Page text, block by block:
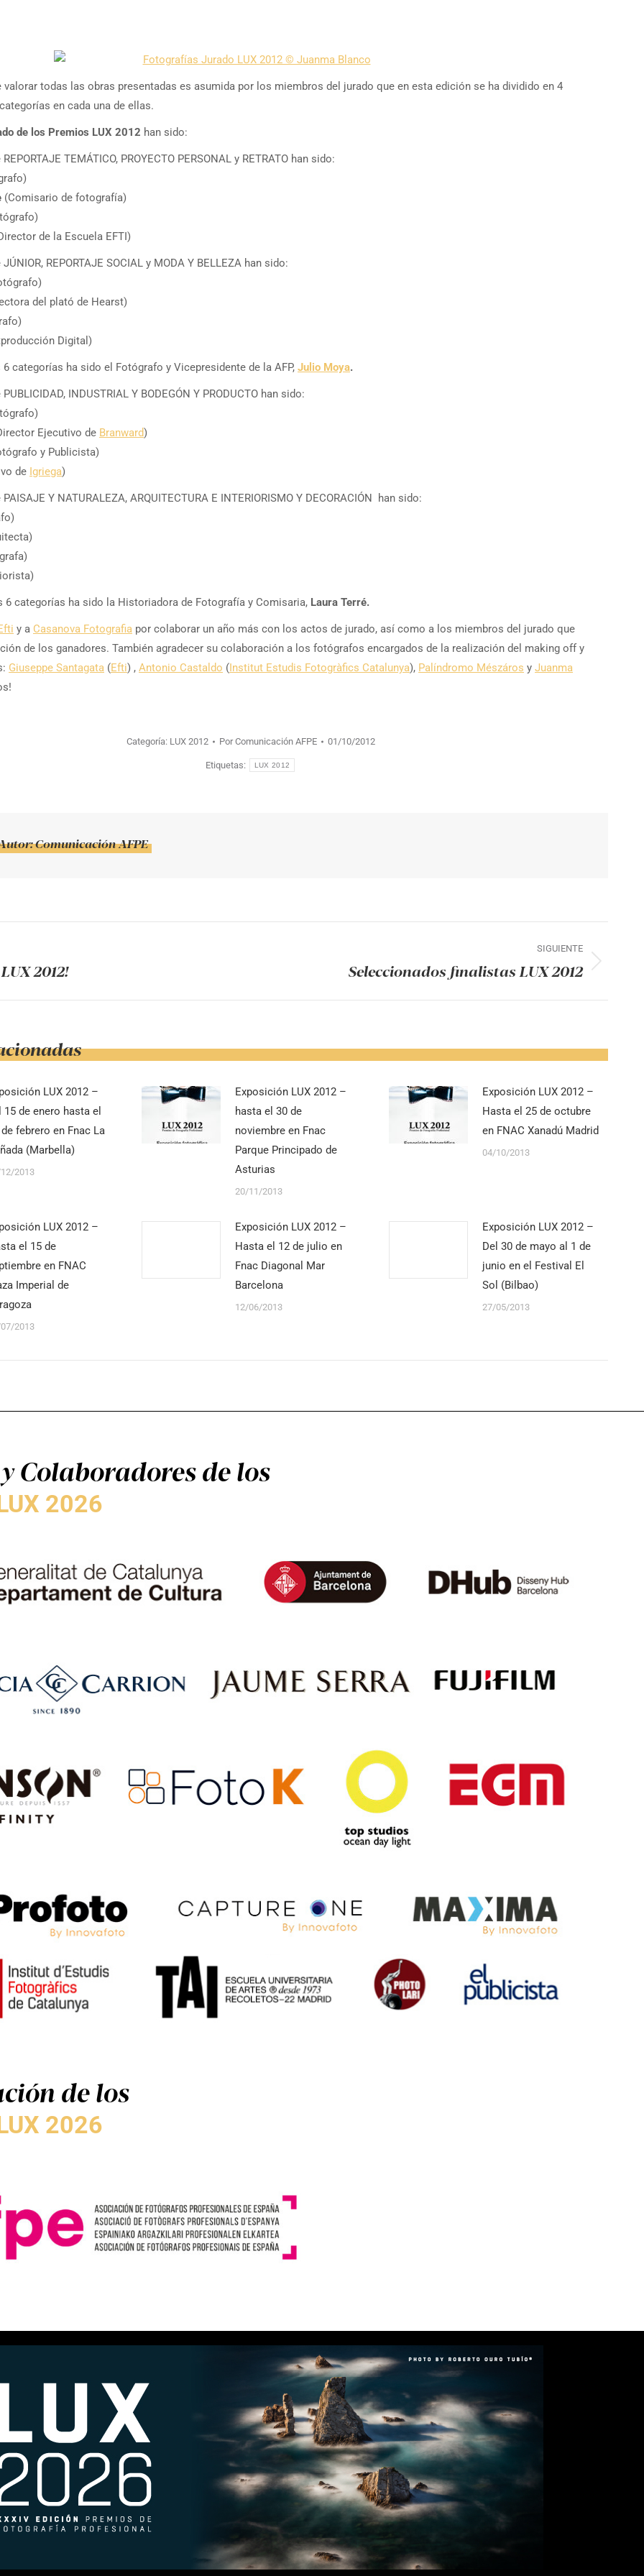
valorar todas las obras presentadas es asumida por los miembros del jurado que en esta edición se ha dividido en 4
en cada una de ellas.
de los Premios LUX 2012 han sido:
TEMÁTICO, PROYECTO PERSONAL y RETRATO han sido:
(Comisario de fotografía)
de la Escuela EFTI)
REPORTAJE SOCIAL y MODA Y BELLEZA han sido:
del plató de Hearst)
Digital)
categorías ha sido el Fotógrafo y Vicepresidente de la AFP, Julio Moya.
INDUSTRIAL Y BODEGÓN Y PRODUCTO han sido:
Ejecutivo de Branward)
y Publicista)
de Igriega)
Y NATURALEZA, ARQUITECTURA E INTERIORISMO Y DECORACIÓN han sido:
6 categorías ha sido la Historiadora de Fotografía y Comisaria, Laura Terré.
y a Casanova Fotografia por colaborar un año más con los actos de jurado, así como a los miembros del jurado que
de los ganadores. También agradecer su colaboración a los fotógrafos encargados de la realización del making off y
Giuseppe Santagata (Efti) , Antonio Castaldo (Institut Estudis Fotogràfics Catalunya), Palíndromo Mészáros y Juanma
Categoría: LUX 2012 PorComunicación AFPE 01/10/2012
Etiquetas: LUX 2012
Comunicación AFPE
2012!
SIGUIENTE
Seleccionados finalistas LUX 2012
LUX 2012 –
15 de enero hasta el
febrero en Fnac La
(Marbella)
2013
Exposición LUX 2012 –
hasta el 30 de
noviembre en Fnac
Parque Principado de
Asturias
20/11/2013
Exposición LUX 2012 –
Hasta el 25 de octubre
en FNAC Xanadú Madrid
04/10/2013
LUX 2012 –
el 15 de
en FNAC
Imperial de
2013
Exposición LUX 2012 –
Hasta el 12 de julio en
Fnac Diagonal Mar
Barcelona
12/06/2013
Exposición LUX 2012 –
Del 30 de mayo al 1 de
junio en el Festival El
Sol (Bilbao)
27/05/2013
Colaboradores de los
2026
de los
2026